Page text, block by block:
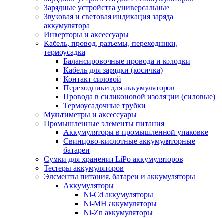
Зарядные устройства универсальные
Звуковая и световая индикация заряда
аккумулятора
Инверторы и аксессуары
Кабель, провод, разъемы, переходники,
термоусадка
Балансировочные провода и колодки
Кабель для зарядки (косичка)
Контакт силовой
Переходники для аккумуляторов
Провода в силиконовой изоляции (силовые)
Термоусадочные трубки
Мультиметры и аксессуары
Промышленные элементы питания
Аккумуляторы в промышленной упаковке
Свинцово-кислотные аккумуляторные
батареи
Сумки для хранения LiPo аккумуляторов
Тестеры аккумуляторов
Элементы питания, батареи и аккумуляторы
Аккумуляторы
Ni-Cd аккумуляторы
Ni-MH аккумуляторы
Ni-Zn аккумуляторы